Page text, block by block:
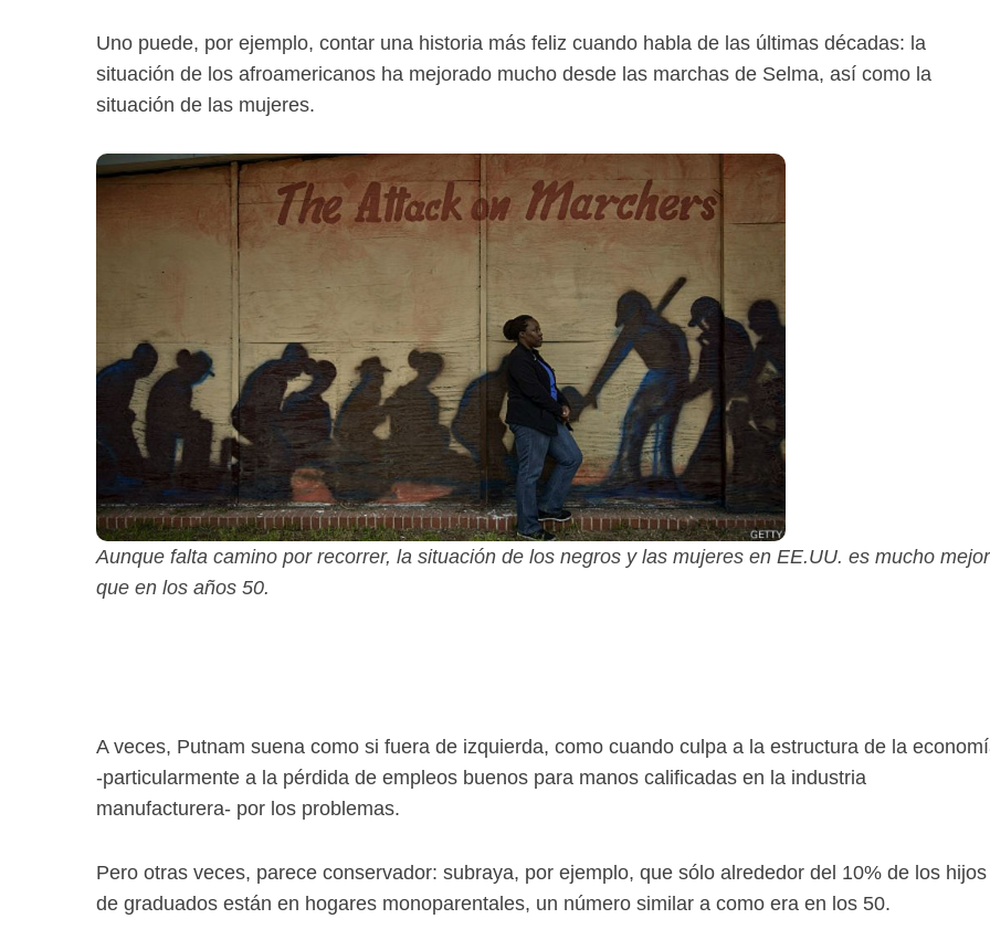
Uno puede, por ejemplo, contar una historia más feliz cuando habla de las últimas décadas: la
situación de los afroamericanos ha mejorado mucho desde las marchas de Selma, así como la
situación de las mujeres.
Aunque falta camino por recorrer, la situación de los negros y las mujeres en EE.UU. es mucho mejor
que en los años 50.
A veces, Putnam suena como si fuera de izquierda, como cuando culpa a la estructura de la
-particularmente a la pérdida de empleos buenos para manos calificadas en la industria
manufacturera- por los problemas.
Pero otras veces, parece conservador: subraya, por ejemplo, que sólo alrededor del 10% de los hijos
de graduados están en hogares monoparentales, un número similar a como era en los 50.